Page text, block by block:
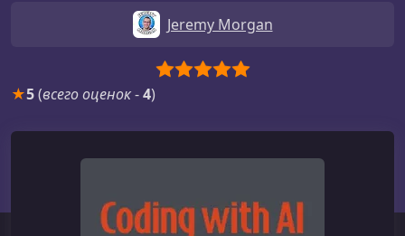
Jeremy Morgan
★5(всего оценок-4)